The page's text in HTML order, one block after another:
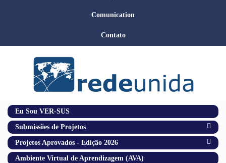
Comunication
Contato
Eu Sou VER-SUS
Submissões de Projetos
Projetos Aprovados - Edição 2026
Ambiente Virtual de Aprendizagem (AVA)